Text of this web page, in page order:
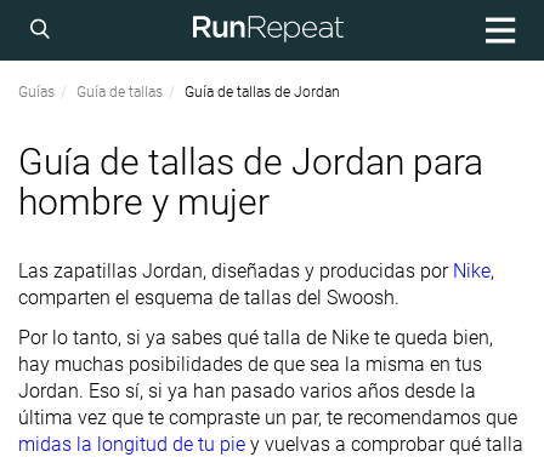
Guías Guía de tallas Guía de tallas de Jordan
Guía de tallas de Jordan para
hombre y mujer
Las zapatillas Jordan, diseñadas y producidas por Nike,
comparten el esquema de tallas del Swoosh.
Por lo tanto, si ya sabes qué talla de Nike te queda bien,
hay muchas posibilidades de que sea la misma en tus
Jordan. Eso sí, si ya han pasado varios años desde la
última vez que te compraste un par, te recomendamos que
midas la longitud de tu pie y vuelvas a comprobar qué talla